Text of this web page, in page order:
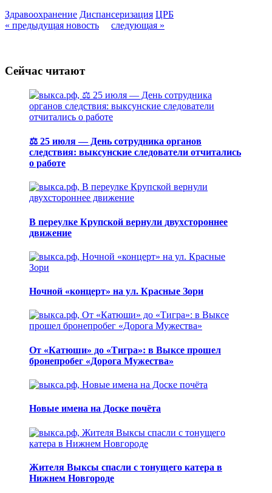
Здравоохранение Диспансеризация ЦРБ
« предыдущая новость
следующая »
Сейчас читают
⚖️ 25 июля — День сотрудника органов
следствия: выксунские следователи отчитались
о работе
В переулке Крупской вернули двухстороннее
движение
Ночной «концерт» на ул. Красные Зори
От «Катюши» до «Тигра»: в Выксе прошел
бронепробег «Дорога Мужества»
Новые имена на Доске почёта
Жителя Выксы спасли с тонущего катера в
Нижнем Новгороде